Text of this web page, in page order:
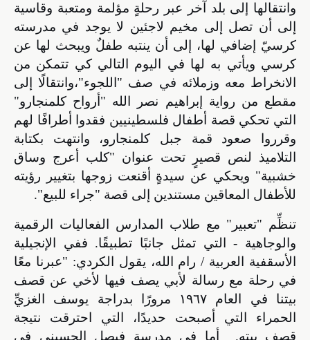
وانتقالها إلى بلد آخر عبر رحلةٍ مؤلمة ومتعبة وقاسية
إلى أن تصل إلى مخيم لاجئين لا يوجد في مدرسته
كرسيّ إضافي لها، إلى أن ينتبه طفلٌ ويبحث لها عن
كرسي ويأتي به لها في اليوم التالي كي تتمكن من
الانخراط معه وزملائه في صف "اللجوء"،وانتقالًا إلى
مقطع من رواية إبراهيم نصر الله "أرواح كلمنجارو"
التي تحكي قصة أطفال فلسطينيين فقدوا أطرافًا لهم
وقرروا صعود قمة جبل كلمنجارو، وانتهت بكتابة
التلاميذ لنص قصيرٍ تحت عنوان "كلب أعرج وساق
خشبية" ويحكي عن سيدةٍ أقنعت زوجها بتغيير رؤيته
للأطفال المعاقين مستندين إلى قصة "جراء للبيع".
تنظِّم "تعبير" مع طلاب المدارس الفعاليات الرقمية
والوجاهية - التي تمثل جانبًا تطبيقًا. ففي
الإنجيلية
الأسقفية العربية / رام الله، يقول الكردي: "عبرنا معًا
في رحلة مع رسالة لأبي يصف فيها لأخي عن قصف
بيتنا في العام ١٩٦٧
مرورًا بدراجة يوسف الغزيِّ
الحمراء التي أصبحت حديدًا، التي احترقت نتيجة
قصف بيته.
أما في مدرسة فيصل الحسيني في